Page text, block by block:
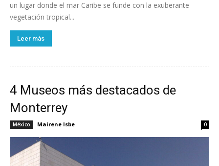
un lugar donde el mar Caribe se funde con la exuberante
vegetación tropical...
Leer más
4 Museos más destacados de
Monterrey
México Mairene Isbe 0